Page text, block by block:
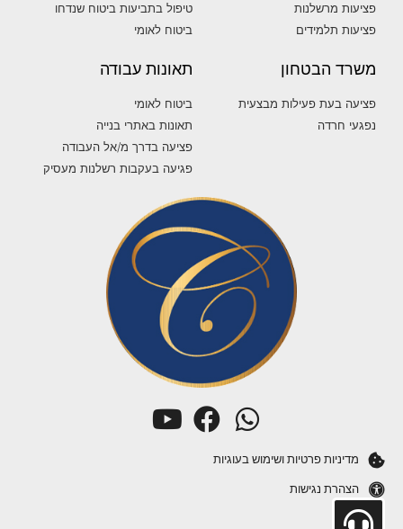
פציעות מרשלנות
פציעות תלמידים
טיפול בתביעות ביטוח שנדחו
ביטוח לאומי
משרד הבטחון
פציעה בעת פעילות מבצעית
נפגעי חרדה
תאונות עבודה
ביטוח לאומי
תאונות באתרי בנייה
פציעה בדרך מ/אל העבודה
פגיעה בעקבות רשלנות מעסיק
מדיניות פרטיות ושימוש בעוגיות
הצהרת נגישות